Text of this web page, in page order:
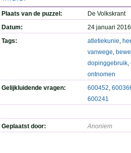
Plaats van de puzzel:
De Volkskrant
Datum:
24 januari
Tags:
atletiekunie,
vanwege,
dopinggebruik,
ontnomen
Gelijkluidende vragen:
600452,
600241
Geplaatst door: Anoniem